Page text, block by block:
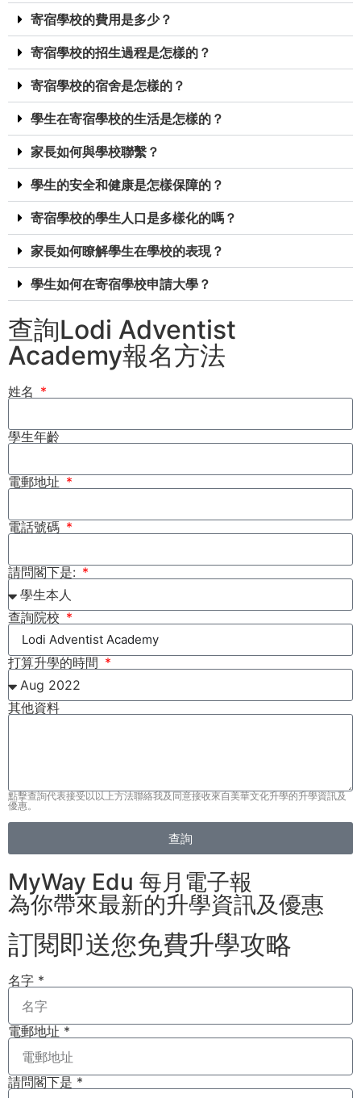
寄宿學校的費用是多少？
寄宿學校的招生過程是怎樣的？
寄宿學校的宿舍是怎樣的？
學生在寄宿學校的生活是怎樣的？
家長如何與學校聯繫？
學生的安全和健康是怎樣保障的？
寄宿學校的學生人口是多樣化的嗎？
家長如何瞭解學生在學校的表現？
學生如何在寄宿學校申請大學？
查詢Lodi Adventist
Academy報名方法
姓名
學生年齡
電郵地址
電話號碼
請問閣下是:
查詢院校
打算升學的時間
其他資料
點擊查詢代表接受以以上方法聯絡我及同意接收來自美華文化升學的升學資訊及
優惠。
查詢
MyWay Edu 每月電子報
為你帶來最新的升學資訊及優惠
訂閱即送您免費升學攻略​
名字 *
電郵地址 *
請問閣下是 *